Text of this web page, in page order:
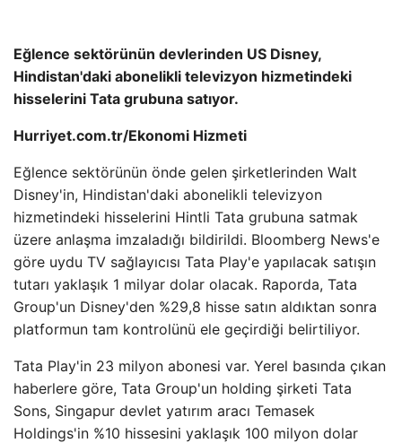
Eğlence sektörünün devlerinden US Disney,
Hindistan'daki abonelikli televizyon hizmetindeki
hisselerini Tata grubuna satıyor.
Hurriyet.com.tr/Ekonomi Hizmeti
Eğlence sektörünün önde gelen şirketlerinden Walt
Disney'in, Hindistan'daki abonelikli televizyon
hizmetindeki hisselerini Hintli Tata grubuna satmak
üzere anlaşma imzaladığı bildirildi. Bloomberg News'e
göre uydu TV sağlayıcısı Tata Play'e yapılacak satışın
tutarı yaklaşık 1 milyar dolar olacak. Raporda, Tata
Group'un Disney'den %29,8 hisse satın aldıktan sonra
platformun tam kontrolünü ele geçirdiği belirtiliyor.
Tata Play'in 23 milyon abonesi var. Yerel basında çıkan
haberlere göre, Tata Group'un holding şirketi Tata
Sons, Singapur devlet yatırım aracı Temasek
Holdings'in %10 hissesini yaklaşık 100 milyon dolar